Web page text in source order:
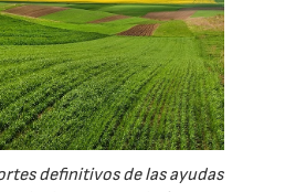
definitivos de las ayudas